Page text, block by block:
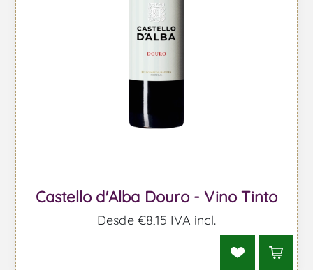
Castello d'Alba Douro - Vino Tinto
Desde €8,15 IVA incl.